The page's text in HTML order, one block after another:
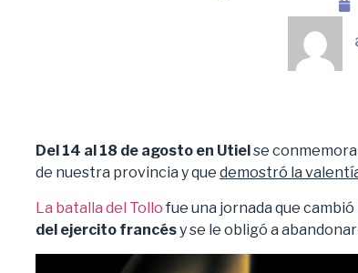
Del 14 al 18 de agosto en Utiel se
de nuestra provincia y que demostró la
La batalla del Tollo fue una jornada que
del ejercito francésy se le obligó a